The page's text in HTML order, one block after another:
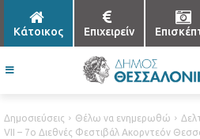
Κάτοικος Επιχειρείν
Δημοσιεύσεις Θέλω να ενημερωθώ
VII – 7ο Διεθνές Φεστιβάλ Ακορντεόν